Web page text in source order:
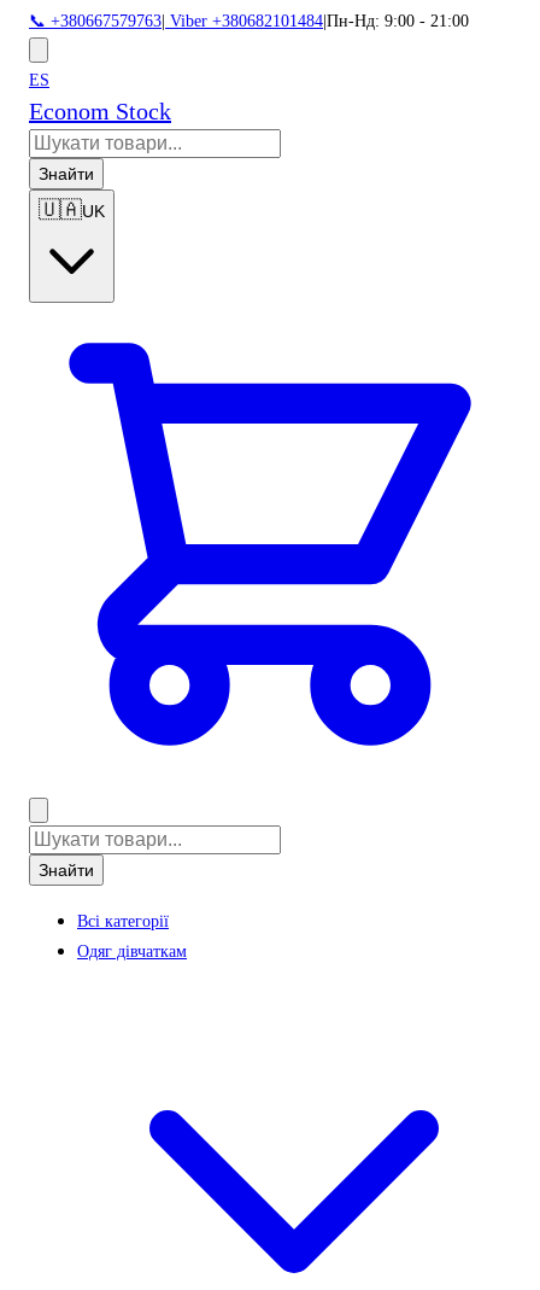
📞 +380667579763 Viber +380682101484 Пн-Нд: 9:00 - 21:00
ES
Econom Stock
Знайти
🇺🇦UK
Знайти
Всі категорії
Одяг дівчаткам